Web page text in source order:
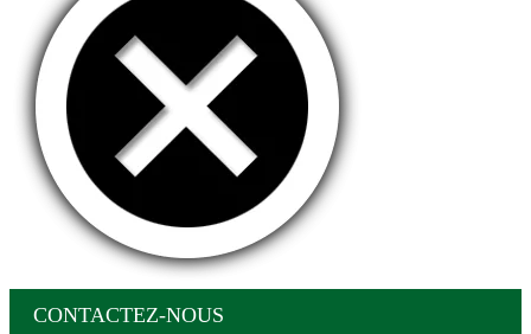
CONTACTEZ-NOUS